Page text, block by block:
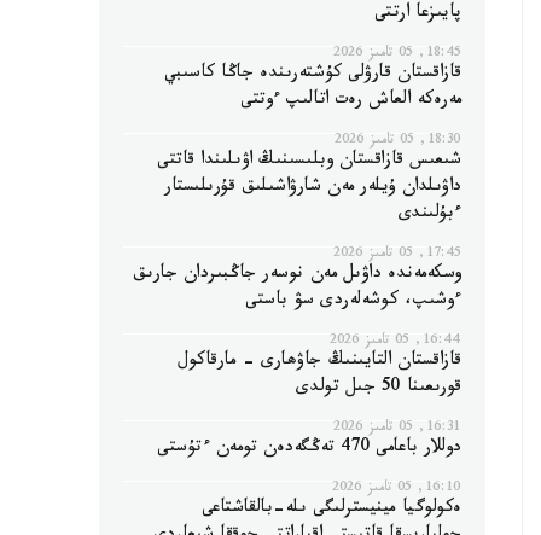
پايىزعا ارتتى
18:45, 05 تامىز 2026
قازاقستان قارۋلى كۇشتەرىندە جاڭا كاسىبي
مەرەكە العاش رەت اتالىپ ءوتتى
18:30, 05 تامىز 2026
شىعىس قازاقستان وبلىسىنىڭ اۋىلىندا قاتتى
داۋىلدان ۇيلەر مەن شارۋاشىلىق قۇرىلىستار
ءبۇلىندى
17:45, 05 تامىز 2026
وسكەمەندە داۋىل مەن نوسەر جاڭبىردان جارىق
ءوشىپ، كوشەلەردى سۋ باستى
16:44, 05 تامىز 2026
قازاقستان التايىنىڭ جاۋھارى - مارقاكول
قورىعىنا 50 جىل تولدى
16:31, 05 تامىز 2026
دوللار باعامى 470 تەڭگەدەن تومەن ءتۇستى
16:10, 05 تامىز 2026
ەكولوگيا مينيسترلىگى ىلە-بالقاشتاعى